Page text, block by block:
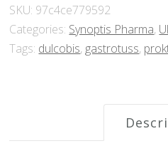
SKU: 97c4ce779592
Categories: Synoptis Pharma,
Tags: dulcobis, gastrotuss,